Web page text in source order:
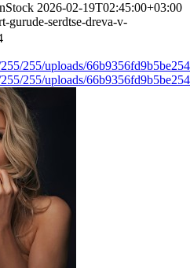
2026-02-19T02:45:00+03:00
gurude-serdtse-dreva-v-
255/uploads/
255/uploads/